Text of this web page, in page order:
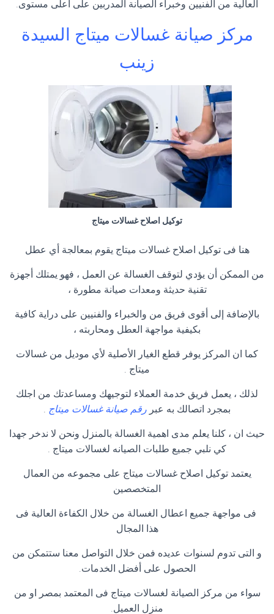
العالية من الفنيين وخبراء الصيانة المدربين على أعلى مستوى.
مركز صيانة غسالات ميتاج السيدة
زينب
توكيل اصلاح غسالات ميتاج
هنا فى توكيل اصلاح غسالات ميتاج يقوم بمعالجة أي عطل
من الممكن أن يؤدي لتوقف الغسالة عن العمل ، فهو يمتلك أجهزة
تقنية حديثة ومعدات صيانة مطورة ،
بالإضافة إلى أقوى فريق من والخبراء والفنيين على دراية كافية
بكيفية مواجهة العطل ومحاربته ،
كما ان المركز يوفر قطع الغيار الأصلية لأي موديل من غسالات
ميتاج .
لذلك ، يعمل فريق خدمة العملاء لتوجيهك ومساعدتك من اجلك
بمجرد اتصالك به عبر رقم صيانة غسالات ميتاج .
حيث ان ، كلنا يعلم مدى اهمية الغسالة بالمنزل ونحن لا ندخر جهدا
كي نلبي جميع طلبات الصيانه لغسالات ميتاج .
يعتمد توكيل اصلاح غسالات ميتاج على مجموعه من العمال
المتخصصين
فى مواجهة جميع اعطال الغسالة من خلال الكفاءة العالية فى
هذا المجال
و التى تدوم لسنوات عديده فمن خلال التواصل معنا ستتمكن من
الحصول على أفضل الخدمات.
سواء من مركز الصيانة لغسالات ميتاج فى المعتمد بمصر او من
منزل العميل.